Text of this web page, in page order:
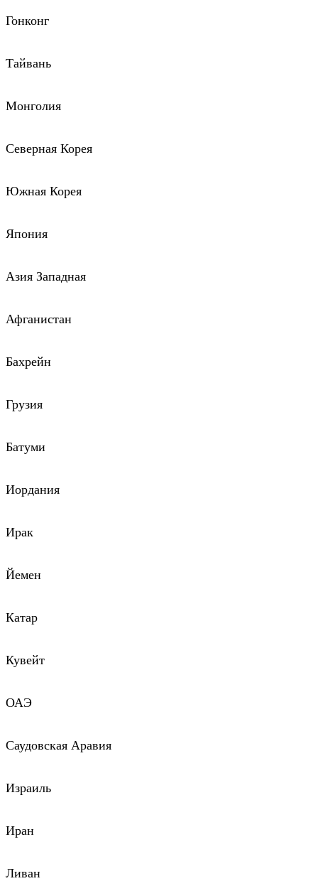
Гонконг
Тайвань
Монголия
Северная Корея
Южная Корея
Япония
Азия Западная
Афганистан
Бахрейн
Грузия
Батуми
Иордания
Ирак
Йемен
Катар
Кувейт
ОАЭ
Саудовская Аравия
Израиль
Иран
Ливан